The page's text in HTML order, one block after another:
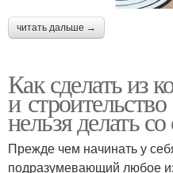
читать дальше →
Как сделать из
и
нельзя делать
Прежде чем начинать у
подразумевающий любое